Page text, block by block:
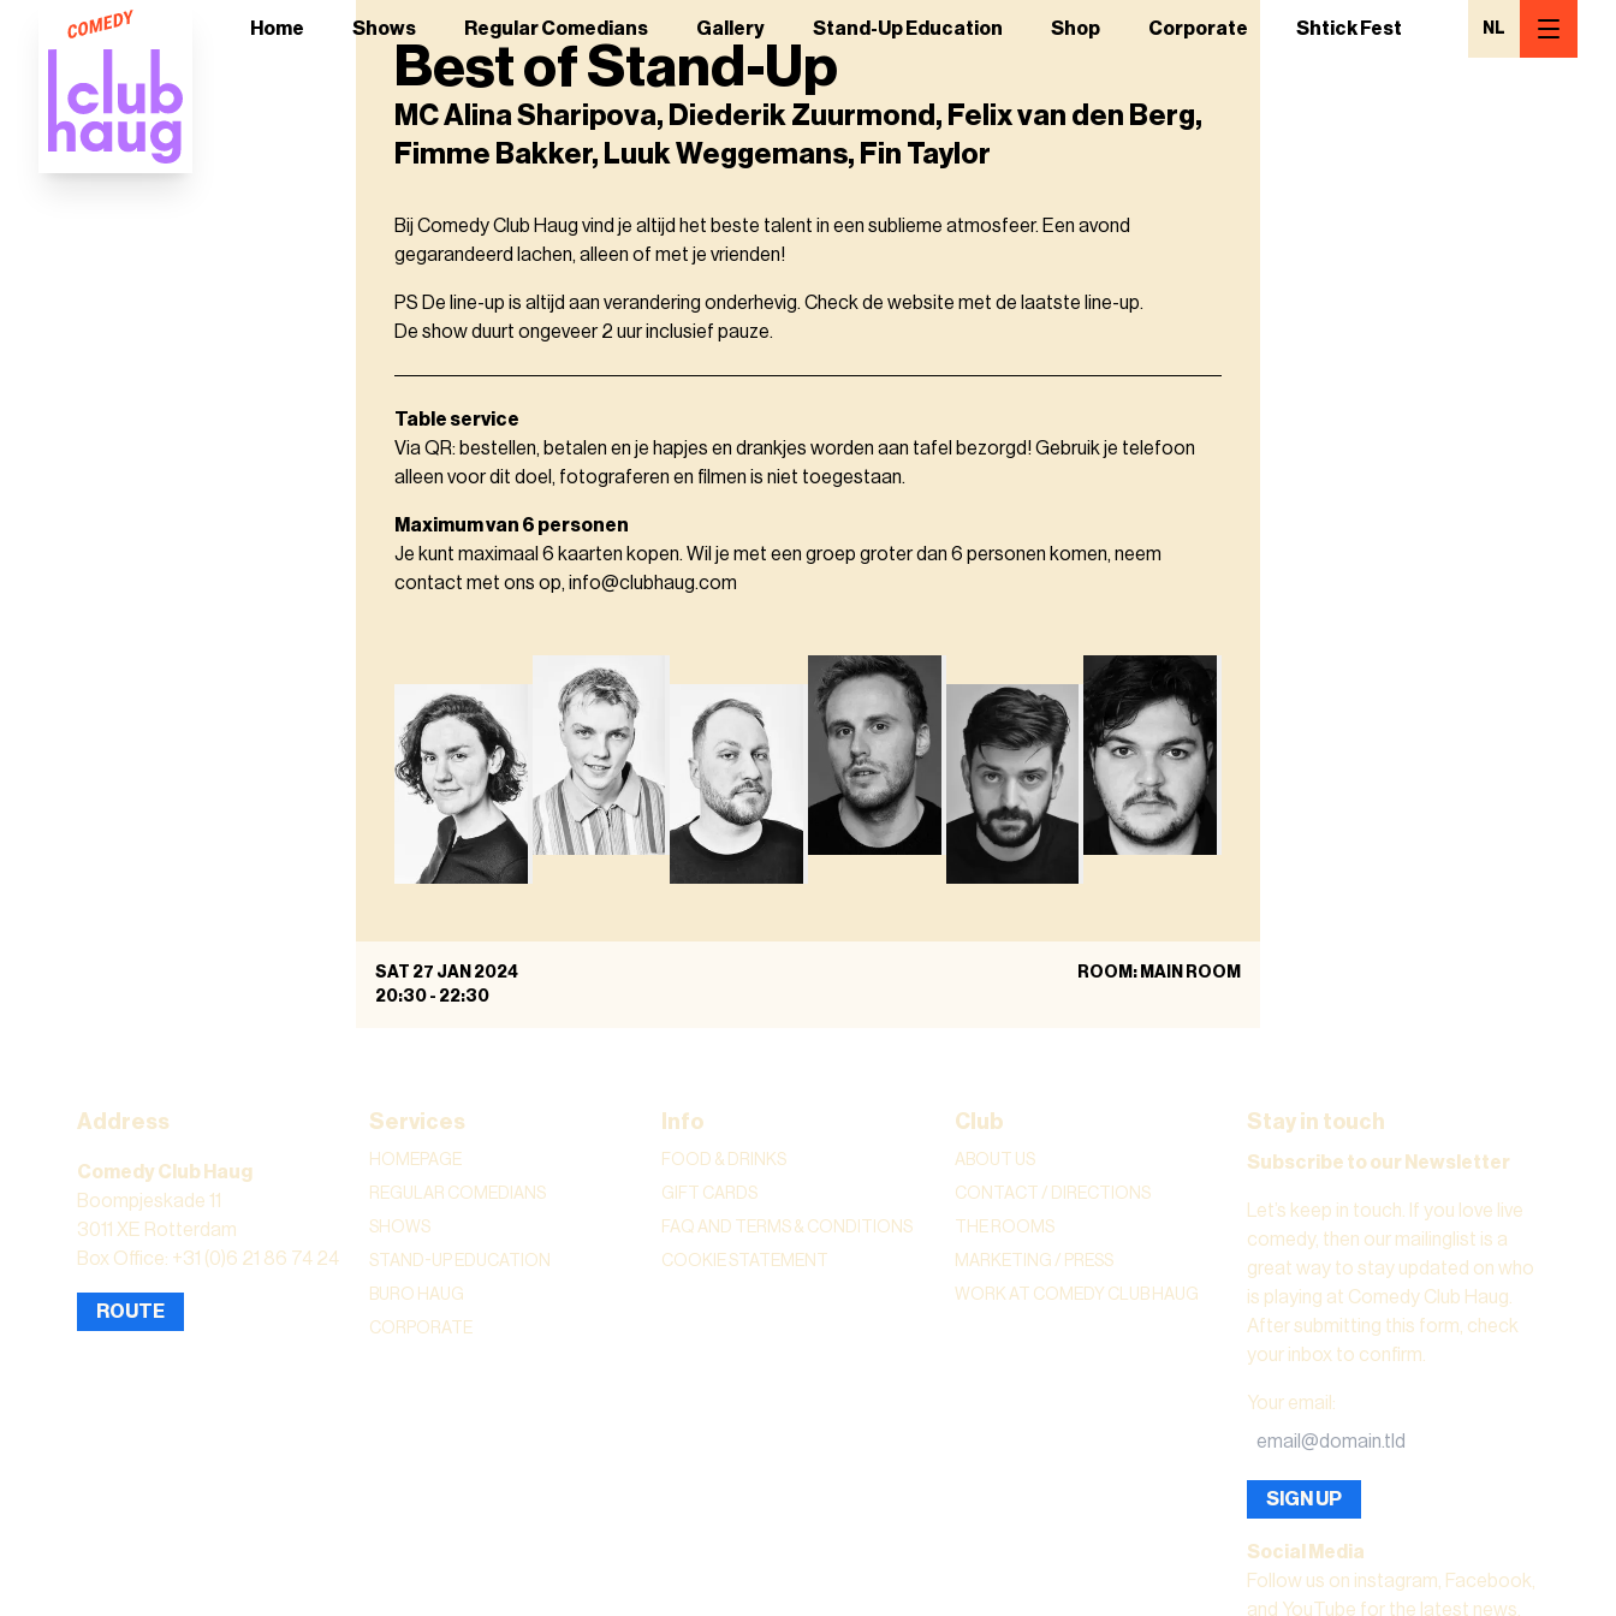
Home Shows Regular Comedians Gallery Stand-Up Education Shop Corporate Shtick Fest NL
Best of Stand-Up
MC Alina Sharipova, Diederik Zuurmond, Felix van den Berg,
Fimme Bakker, Luuk Weggemans, Fin Taylor
Bij Comedy Club Haug vind je altijd het beste talent in een sublieme atmosfeer. Een avond
gegarandeerd lachen, alleen of met je vrienden!
PS De line-up is altijd aan verandering onderhevig. Check de website met de laatste line-up.
De show duurt ongeveer 2 uur inclusief pauze.
Table service
Via QR: bestellen, betalen en je hapjes en drankjes worden aan tafel bezorgd! Gebruik je telefoon
alleen voor dit doel, fotograferen en filmen is niet toegestaan.
Maximum van 6 personen
Je kunt maximaal 6 kaarten kopen. Wil je met een groep groter dan 6 personen komen, neem
contact met ons op, info@clubhaug.com
SAT 27 JAN 2024
20:30 - 22:30
ROOM: MAIN ROOM
Address
Comedy Club Haug
Boompjeskade 11
3011 XE Rotterdam
Box Office: +31 (0)6 21 86 74 24
ROUTE
Services
HOMEPAGE
REGULAR COMEDIANS
SHOWS
STAND-UP EDUCATION
BURO HAUG
CORPORATE
Info
FOOD & DRINKS
GIFT CARDS
FAQ AND TERMS & CONDITIONS
COOKIE STATEMENT
Club
ABOUT US
CONTACT / DIRECTIONS
THE ROOMS
MARKETING / PRESS
WORK AT COMEDY CLUB HAUG
Stay in touch
Subscribe to our Newsletter
Let’s keep in touch. If you love live
comedy, then our mailinglist is a
great way to stay updated on who
is playing at Comedy Club Haug.
After submitting this form, check
your inbox to confirm.
Your email :
SIGN UP
Social Media
Follow us on instagram, Facebook,
and YouTube for the latest news,